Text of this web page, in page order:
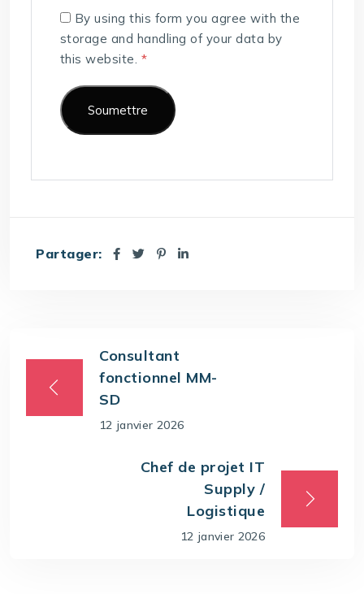
By using this form you agree with the
storage and handling of your data by
this website. *
Partager:
Consultant
fonctionnel MM-
SD
12 janvier 2026
Chef de projet IT
Supply /
Logistique
12 janvier 2026